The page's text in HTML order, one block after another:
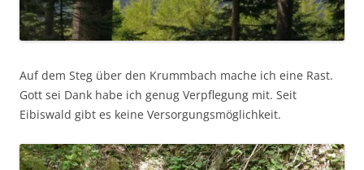
Auf dem Steg über den Krummbach mache ich eine Rast.
Gott sei Dank habe ich genug Verpflegung mit. Seit
Eibiswald gibt es keine Versorgungsmöglichkeit.